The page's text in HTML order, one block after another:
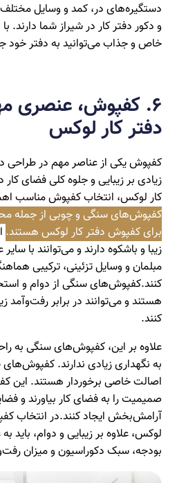
دستگیره‌های در، کمد و وسایل
و دکور دفتر کار در شیراز شما دارند.
خاص و جذاب می‌توانید به دفتر خود
6. کفپوش، عنصری
دفتر کار لوکس
کفپوش یکی از عناصر مهم در طراحی
زیادی بر زیبایی و جلوه کلی فضای
کار لوکس، انتخاب کفپوش مناسب
کفپوش‌های سنگی و چوبی از جمله
برای کفپوش دفتر کار لوکس هستند.
زیبا و باشکوه دارند و می‌توانند با
مبلمان و وسایل تزئینی، ترکیبی
کنند.کفپوش‌های سنگی از دوام و
هستند و می‌توانند در برابر رفت‌وآمد
کنند.
علاوه بر این، کفپوش‌های سنگی به
به نگهداری زیادی ندارند. کفپوش‌های
اصالت خاصی برخوردار هستند. این
صمیمیت را به فضای کار بیاورند و
آرامش‌بخش ایجاد کنند.در انتخاب
لوکس، علاوه بر زیبایی و دوام، باید
بودجه، سبک دکوراسیون و میزان